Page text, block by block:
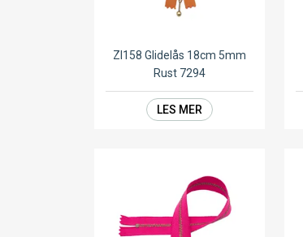
ZI158 Glidelås 18cm 5mm
Rust 7294
LES MER